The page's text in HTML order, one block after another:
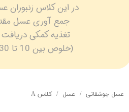
در این کلاس
جمع آوری عسل
تغذیه کمکی دریافت
(خلوص بین 10 تا 30 درصدی)
عسل جوشقانی عسل کلاس A